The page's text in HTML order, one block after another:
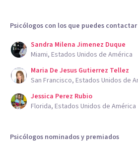
Psicólogos con los que puedes contactar
Sandra Milena Jimenez Duque
Miami, Estados Unidos de América
Maria De Jesus Gutierrez Tellez
San Francisco, Estados Unidos de
Jessica Perez Rubio
Florida, Estados Unidos de América
Psicólogos nominados y premiados